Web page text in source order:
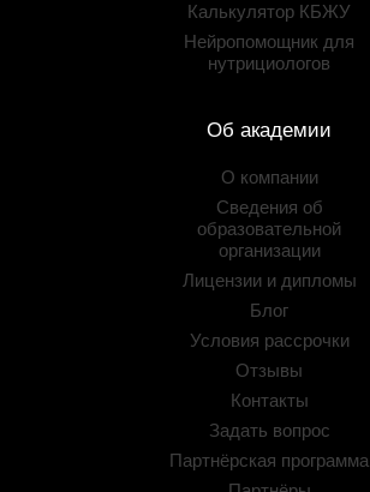
Калькулятор КБЖУ
Нейропомощник для
нутрициологов
Об академии
О компании
Сведения об
образовательной
организации
Лицензии и дипломы
Блог
Условия рассрочки
Отзывы
Контакты
Задать вопрос
Партнёрская программа